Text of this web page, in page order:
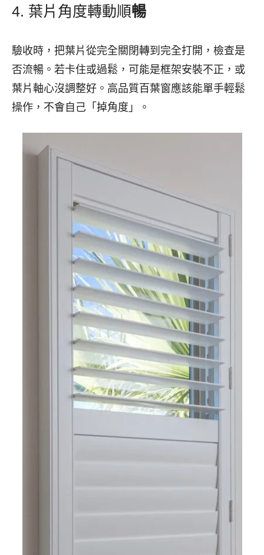
4. 葉片角度轉動順暢
驗收時，把葉片從完全關閉轉到完全打開，檢查是
否流暢。若卡住或過鬆，可能是框架安裝不正，或
葉片軸心沒調整好。高品質百葉窗應該能單手輕鬆
操作，不會自己「掉角度」。